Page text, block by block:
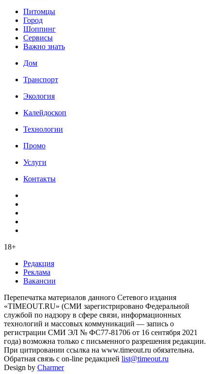
Питомцы
Город
Шоппинг
Сервисы
Важно знать
Дом
Транспорт
Экология
Калейдоскоп
Технологии
Промо
Услуги
Контакты
18+
Редакция
Реклама
Вакансии
Перепечатка материалов данного Сетевого издания
«TIMEOUT.RU» (СМИ зарегистрировано Федеральной
службой по надзору в сфере связи, информационных
технологий и массовых коммуникаций — запись о
регистрации СМИ ЭЛ № ФС77-81706 от 16 сентября 2021
года) возможна только с письменного разрешения редакции.
При цитировании ссылка на www.timeout.ru обязательна.
Обратная связь с on-line редакцией list@timeout.ru
Design by Charmer